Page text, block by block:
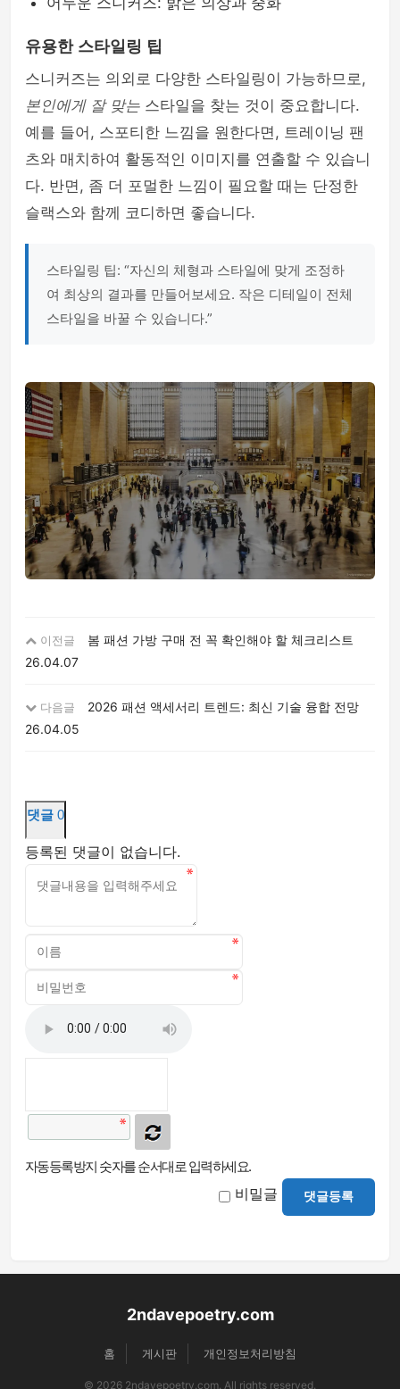
유용한 스타일링 팁
스니커즈는 의외로 다양한 스타일링이 가능하므로,
본인에게 잘 맞는 스타일을 찾는 것이 중요합니다.
예를 들어, 스포티한 느낌을 원한다면, 트레이닝 팬
츠와 매치하여 활동적인 이미지를 연출할 수 있습니
다. 반면, 좀 더 포멀한 느낌이 필요할 때는 단정한
슬랙스와 함께 코디하면 좋습니다.
스타일링 팁: “자신의 체형과 스타일에 맞게 조정하
여 최상의 결과를 만들어보세요. 작은 디테일이 전체
스타일을 바꿀 수 있습니다.”
이전글
봄 패션 가방 구매 전 꼭 확인해야 할 체크리스트
26.04.07
다음글
2026 패션 액세서리 트렌드: 최신 기술 융합 전망
26.04.05
댓글 0
등록된 댓글이 없습니다.
자동등록방지 숫자를 순서대로 입력하세요.
비밀글 댓글등록
2ndavepoetry.com
홈 게시판 개인정보처리방침
© 2026 2ndavepoetry.com. All rights reserved.